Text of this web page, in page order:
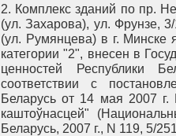
2. Комплекс зданий по пр.
(ул. Захарова), ул. Фрунзе,
(ул. Румянцева) в г. Минске
категории "2", внесен в
ценностей Республики
соответствии с
Беларусь от 14 мая 2007 г.
каштоўнасцей"
Беларусь, 2007 г., N 119, 5/